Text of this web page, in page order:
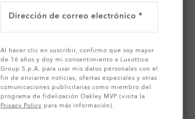
MOSTRAR DETALLES
Dirección de correo electrónico *
Al hacer clic en suscribir, confirmo que soy mayor
de 16 años y doy mi consentimiento a Luxottica
Group S.p.A. para usar mis datos personales con el
fin de enviarme noticias, ofertas especiales y otras
comunicaciones publicitarias como miembro del
programa de fidelización Oakley MVP (visita la
Privacy Policy para más información).